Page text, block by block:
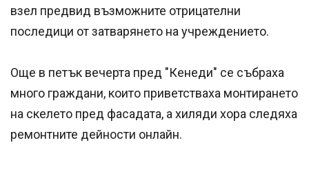
взел предвид възможните отрицателни
последици от затварянето на учреждението.
Още в петък вечерта пред "Кенеди" се събраха
много граждани, които приветстваха монтирането
на скелето пред фасадата, а хиляди хора следяха
ремонтните дейности онлайн.